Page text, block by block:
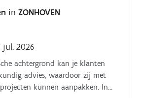
in ZONHOVEN
jul. 2026
achtergrond kan je klanten
advies, waardoor zij met
kunnen aanpakken. In